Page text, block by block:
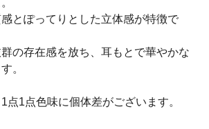
とぽってりとした立体感が特徴で
の存在感を放ち、耳もとで華やかな
。
1点色味に個体差がございます。